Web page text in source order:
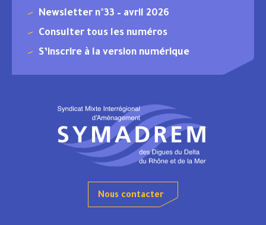
Newsletter n°33 – avril 2026
Consulter tous les numéros
S’inscrire à la version numérique
Nous contacter